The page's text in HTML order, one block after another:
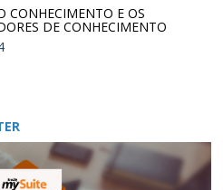
CONHECIMENTO E OS
DE CONHECIMENTO